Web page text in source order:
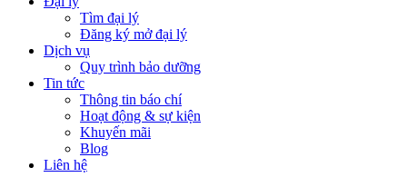
Tìm đại lý
Đăng ký mở đại lý
Dịch vụ
Quy trình bảo dưỡng
Tin tức
Thông tin báo chí
Hoạt động & sự kiện
Khuyến mãi
Blog
Liên hệ